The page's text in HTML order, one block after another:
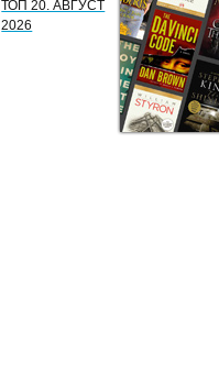
ТОП 20. АВГУСТ
2026